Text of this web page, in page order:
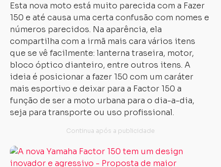
Esta nova moto está muito parecida com a Fazer
150 e até causa uma certa confusão com nomes e
números parecidos. Na aparência, ela
compartilha com a irmã mais cara vários itens
que se vê facilmente: lanterna traseira, motor,
bloco óptico dianteiro, entre outros itens. A
ideia é posicionar a fazer 150 com um caráter
mais esportivo e deixar para a Factor 150 a
função de ser a moto urbana para o dia-a-dia,
seja para transporte ou uso profissional.